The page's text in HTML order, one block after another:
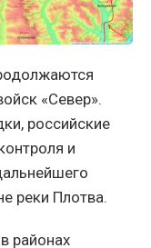
«Север».
российские
и
реки Плотва.
районах